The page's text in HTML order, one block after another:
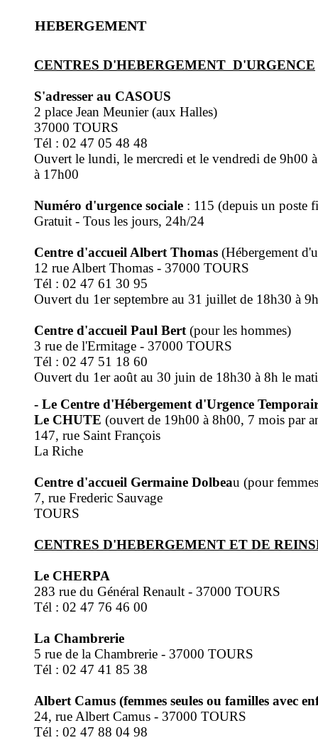
HEBERGEMENT
CENTRES D'HEBERGEMENT D'URGENCE
S'adresser au CASOUS
2 place Jean Meunier (aux Halles)
37000 TOURS
Tél : 02 47 05 48 48
Ouvert le lundi, le mercredi et le vendredi de 9h00
à 17h00
Numéro d'urgence sociale : 115 (depuis un poste
Gratuit - Tous les jours, 24h/24
Centre d'accueil Albert Thomas (Hébergement
12 rue Albert Thomas - 37000 TOURS
Tél : 02 47 61 30 95
Ouvert du 1er septembre au 31 juillet de 18h30 à
Centre d'accueil Paul Bert (pour les hommes)
3 rue de l'Ermitage - 37000 TOURS
Tél : 02 47 51 18 60
Ouvert du 1er août au 30 juin de 18h30 à 8h le
- Le Centre d'Hébergement d'Urgence
Le CHUTE (ouvert de 19h00 à 8h00, 7 mois par
147, rue Saint François
La Riche
Centre d'accueil Germaine Dolbeau (pour
7, rue Frederic Sauvage
TOURS
CENTRES D'HEBERGEMENT ET DE
Le CHERPA
283 rue du Général Renault - 37000 TOURS
Tél : 02 47 76 46 00
La Chambrerie
5 rue de la Chambrerie - 37000 TOURS
Tél : 02 47 41 85 38
Albert Camus (femmes seules ou familles avec
24, rue Albert Camus - 37000 TOURS
Tél : 02 47 88 04 98